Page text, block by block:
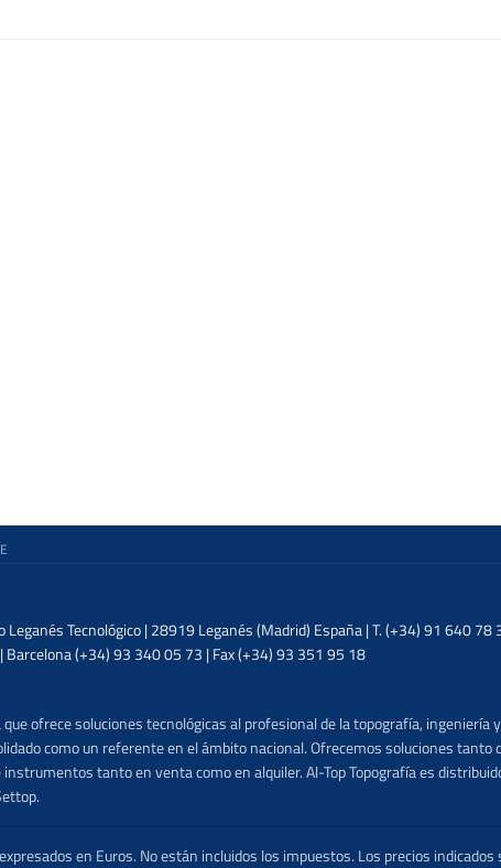
Leganés Tecnológico | 28919 Leganés (Madrid) España | T. (+34) 91 640 78
(+34) 93 340 05 73 | Fax (+34) 93 351 95 18
ofrece soluciones tecnológicas al profesional de la topografía,
como un referente en el ámbito nacional. Ofrecemos soluciones
tanto en venta como en alquiler. Al-Top Topografía es
en Euros. No están incluidos los impuestos. Los precios